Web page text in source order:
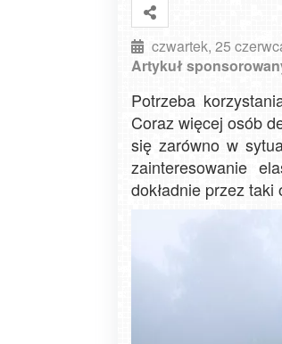
czwartek, 25
Artykuł
Potrzeba
Coraz więcej osób
się zarówno w
zainteresowanie
dokładnie przez